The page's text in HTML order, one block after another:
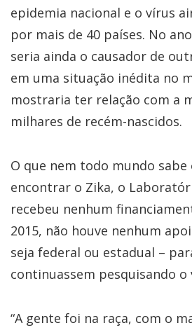
epidemia nacional e o vírus
por mais de 40 países. No
seria ainda o causador de
em uma situação inédita no
mostraria ter relação com a
milhares de recém-nascidos.
O que nem todo mundo sabe
encontrar o Zika, o
recebeu nenhum
2015, não houve nenhum
seja federal ou estadual –
continuassem pesquisando o
“A gente foi na raça, com o